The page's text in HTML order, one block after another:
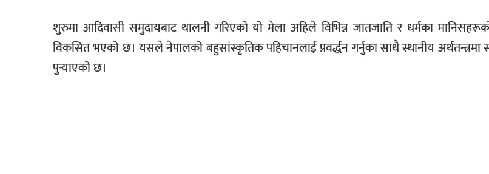
शुरुमा आदिवासी समुदायबाट थालनी गरिएको यो मेला अहिले विभिन्न जातजाति र धर्मका
विकसित भएको छ। यसले नेपालको बहुसांस्कृतिक पहिचानलाई प्रवर्द्धन गर्नुका साथै स्थानीय अर्थतन्त्रमा
पुर्‍याएको छ।